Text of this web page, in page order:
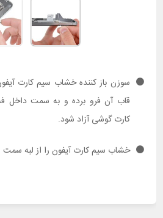
سوزن باز کننده خشاب سیم کارت
قاب آن فرو برده و به سمت داخل
کارت گوشی آزاد شود.
خشاب سیم کارت آیفون را از لبه